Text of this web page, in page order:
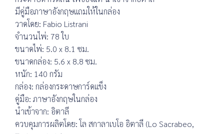
มีคู่มือภาษาอังกฤษแถมให้ในกล่อง
วาดโดย: Fabio Listrani
จำนวนไพ่: 78 ใบ
ขนาดไพ่: 5.0 x 8.1 ซม.
ขนาดกล่อง: 5.6 x 8.8 ซม.
หนัก: 140 กรัม
กล่อง: กล่องกระดาษการ์ดแข็ง
คู่มือ: ภาษาอังกฤษในกล่อง
นำเข้าจาก: อิตาลี
ควบคุมการผลิตโดย: โล สกาลาเบโอ อิตาลี (Lo Sacrabeo,